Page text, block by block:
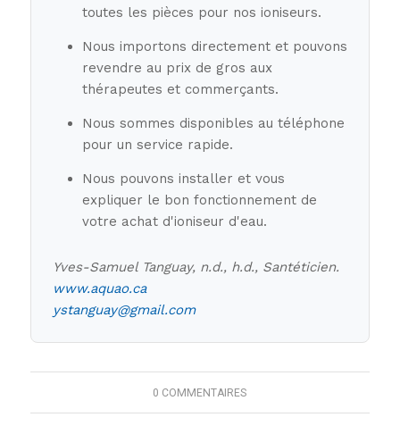
toutes les pièces pour nos ioniseurs.
Nous importons directement et pouvons
revendre au prix de gros aux
thérapeutes et commerçants.
Nous sommes disponibles au téléphone
pour un service rapide.
Nous pouvons installer et vous
expliquer le bon fonctionnement de
votre achat d'ioniseur d'eau.
Yves-Samuel Tanguay, n.d., h.d., Santéticien.
www.aquao.ca
ystanguay@gmail.com
0 COMMENTAIRES